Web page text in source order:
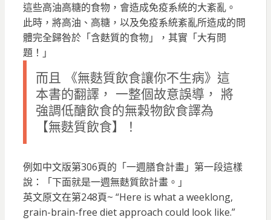
這些高油高糖的食物，會造成免疫系統的大紊亂。
此時，將高油、高糖，以及免疫系統紊亂所造成的問
體完全歸咎於「含麩質的食物」，其實「大有問
題！」
而且 《無麩質飲食讓你不生病》這
本書的翻譯， 一整個故意誤導 ， 將
強調低醣飲食的無穀物飲食譯為
【無麩質飲食】！
例如中文版第306頁的「一週膳食計畫」第一段這樣
說：
「下面就是一週無麩質飲計畫。」
英文原文在第248頁~ “Here is what a weeklong,
grain-brain-free diet approach could look like.”